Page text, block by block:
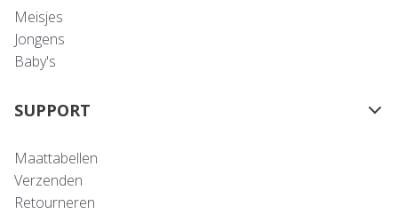
Meisjes
Jongens
Baby's
SUPPORT
Maattabellen
Verzenden
Retourneren